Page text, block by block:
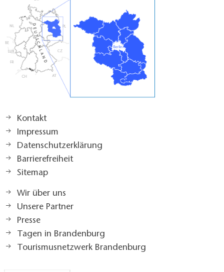
Kontakt
Impressum
Datenschutzerklärung
Barrierefreiheit
Sitemap
Wir über uns
Unsere Partner
Presse
Tagen in Brandenburg
Tourismusnetzwerk Brandenburg